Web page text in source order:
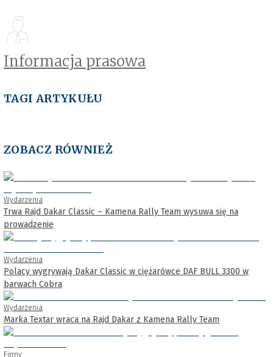
Informacja prasowa
TAGI ARTYKUŁU
ZOBACZ RÓWNIEŻ
Wydarzenia
Trwa Rajd Dakar Classic – Kamena Rally Team wysuwa się na
prowadzenie
Wydarzenia
Polacy wygrywają Dakar Classic w ciężarówce DAF BULL 3300 w
barwach Cobra
Wydarzenia
Marka Textar wraca na Rajd Dakar z Kamena Rally Team
Firmy